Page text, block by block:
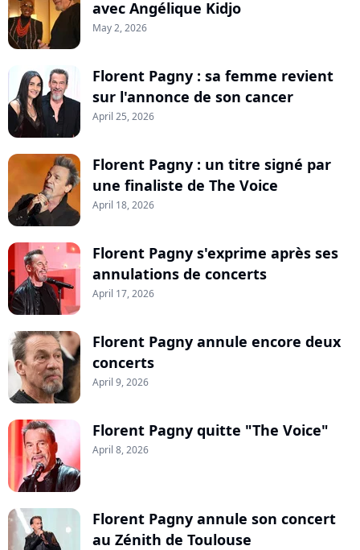
avec Angélique Kidjo
May 2, 2026
Florent Pagny : sa femme revient
sur l'annonce de son cancer
April 25, 2026
Florent Pagny : un titre signé par
une finaliste de The Voice
April 18, 2026
Florent Pagny s'exprime après ses
annulations de concerts
April 17, 2026
Florent Pagny annule encore deux
concerts
April 9, 2026
Florent Pagny quitte "The Voice"
April 8, 2026
Florent Pagny annule son concert
au Zénith de Toulouse